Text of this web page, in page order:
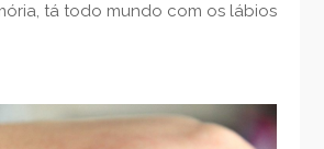
tá todo mundo com os lábios